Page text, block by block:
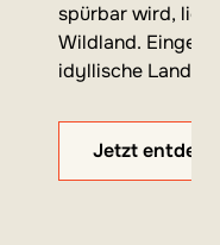
spürbar wird,
Wildland.
idyllische
Jetzt